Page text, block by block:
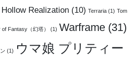
Realization(10) Terraria(1) Tom
of Fantasy（幻塔） (1) Warframe (31)
(1) ウマ娘 プリティー